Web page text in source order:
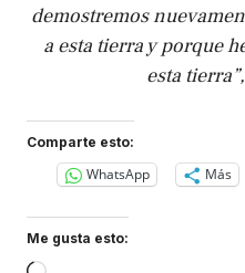
demostremos
a esta tierra y porque
esta
Comparte esto:
WhatsApp Más
Me gusta esto: